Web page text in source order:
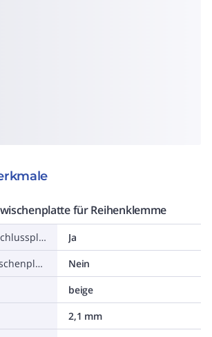
für Reihenklemme
Ausführung Abschlussplatte
Ja
Ausführung Zwischenplatte
Nein
beige
2,1 mm